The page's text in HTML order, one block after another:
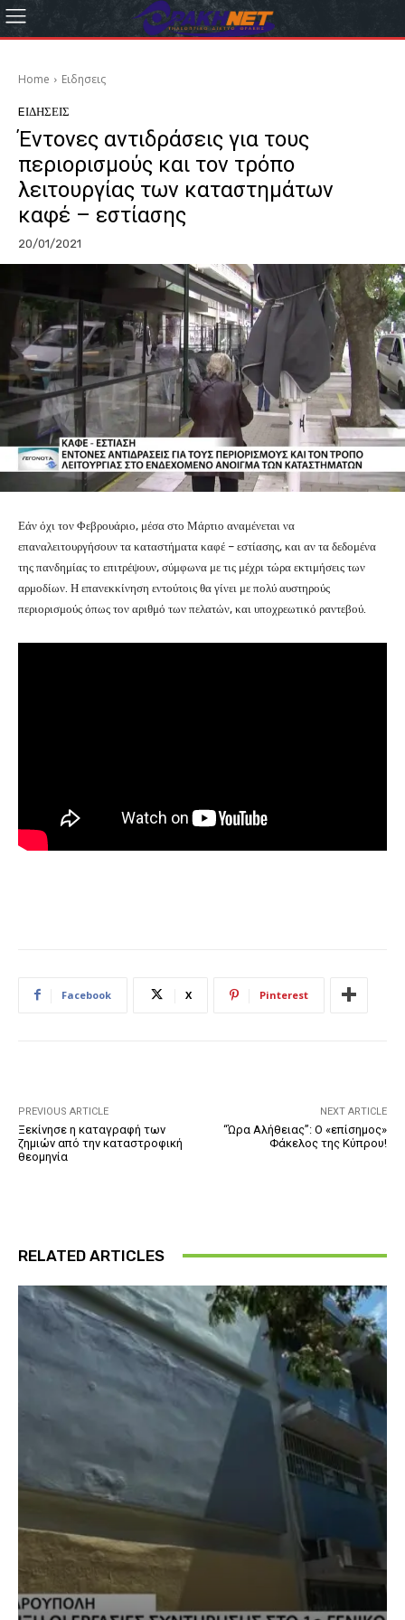
Home Eιδησεις
EΙΔΗΣΕΙΣ
Έντονες αντιδράσεις για τους
περιορισμούς και τον τρόπο
λειτουργίας των καταστημάτων
καφέ – εστίασης
20/01/2021
Εάν όχι τον Φεβρουάριο, μέσα στο Μάρτιο αναμένεται να
επαναλειτουργήσουν τα καταστήματα καφέ – εστίασης, και αν τα δεδομένα
της πανδημίας το επιτρέψουν, σύμφωνα με τις μέχρι τώρα εκτιμήσεις των
αρμοδίων. Η επανεκκίνηση εντούτοις θα γίνει με πολύ αυστηρούς
περιορισμούς όπως τον αριθμό των πελατών, και υποχρεωτικό ραντεβού.
Facebook X Pinterest
PREVIOUS ARTICLE
Ξεκίνησε η καταγραφή των
ζημιών από την καταστροφική
θεομηνία
NEXT ARTICLE
“Ώρα Αλήθειας”: Ο «επίσημος»
Φάκελος της Κύπρου!
RELATED ARTICLES